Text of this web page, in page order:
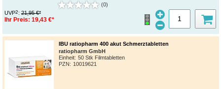
(0)
UVP2: 21,95 €*
Ihr Preis: 19,43 €*
IBU ratiopharm 400 akut Schmerztabletten
ratiopharm GmbH
Einheit: 50 Stk Filmtabletten
PZN: 10019621